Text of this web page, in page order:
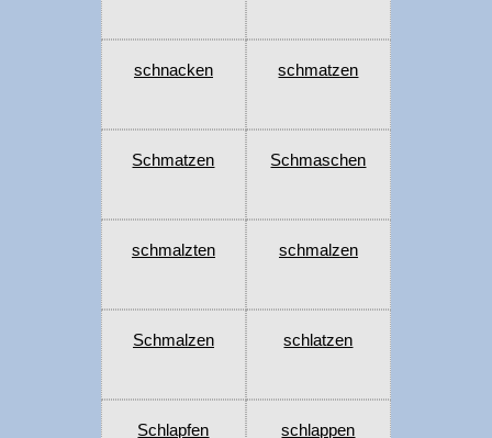
schnacken schmatzen
Schmatzen Schmaschen
schmalzten schmalzen
Schmalzen schlatzen
Schlapfen schlappen